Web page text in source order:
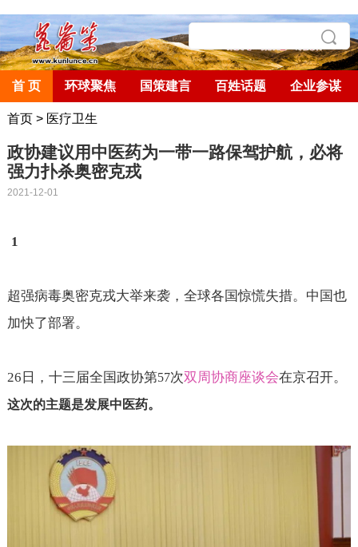
首 页 环球聚焦 国策建言 百姓话题 企业参谋
首页> 医疗卫生
政协建议用中医药为一带一路保驾护航，必将
强力扑杀奥密克戎
2021-12-01
1
超强病毒奥密克戎大举来袭，全球各国惊慌失措。中国也
加快了部署。
26 日，十三届全国政协第57次双周协商座谈会在京召开。
这次的主题是发展中医药。